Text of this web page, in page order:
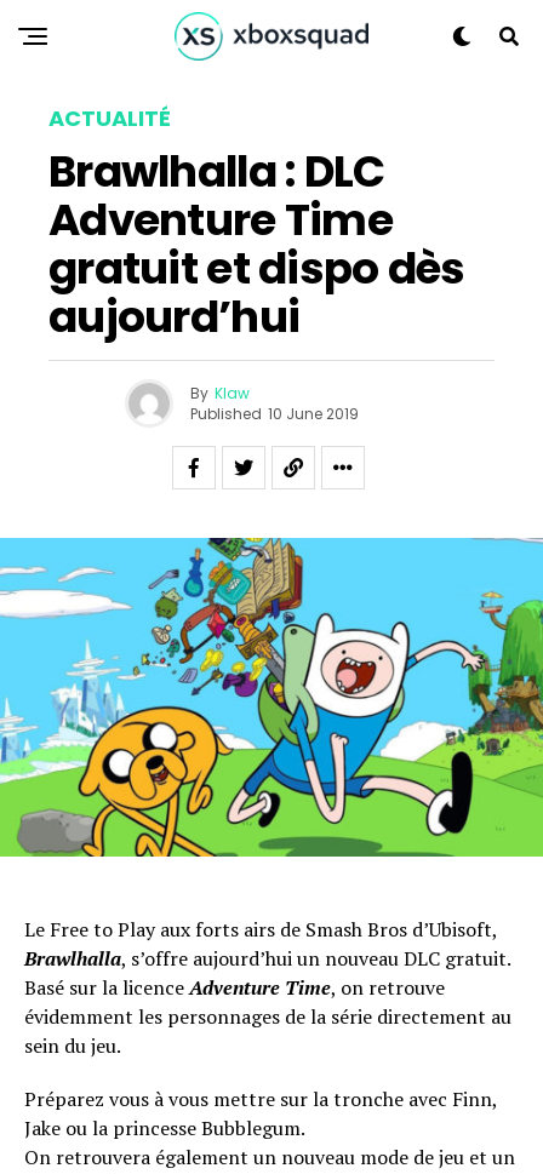
ACTUALITÉ
Brawlhalla : DLC
Adventure Time
gratuit et dispo dès
aujourd’hui
By Klaw
Published 10 June 2019
Le Free to Play aux forts airs de Smash Bros d’Ubisoft,
Brawlhalla, s’offre aujourd’hui un nouveau DLC gratuit.
Basé sur la licenceAdventure Time, on retrouve
évidemment les personnages de la série directement au
sein du jeu.
Préparez vous à vous mettre sur la tronche avec Finn,
Jake ou la princesse Bubblegum.
On retrouvera également un nouveau mode de jeu et un